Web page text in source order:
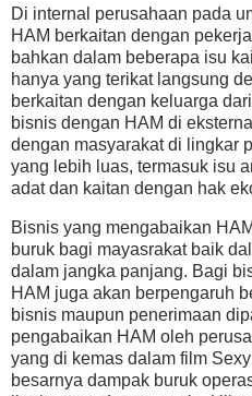
Di internal perusahaan pada
HAM berkaitan dengan
bahkan dalam beberapa isu
hanya yang terikat langsung
berkaitan dengan keluarga
bisnis dengan HAM di
dengan masyarakat di lingkar
yang lebih luas, termasuk isu
adat dan kaitan dengan hak
Bisnis yang mengabaikan
buruk bagi mayasrakat baik
dalam jangka panjang. Bagi
HAM juga akan berpengaruh
bisnis maupun penerimaan
pengabaikan HAM oleh
yang di kemas dalam film
besarnya dampak buruk